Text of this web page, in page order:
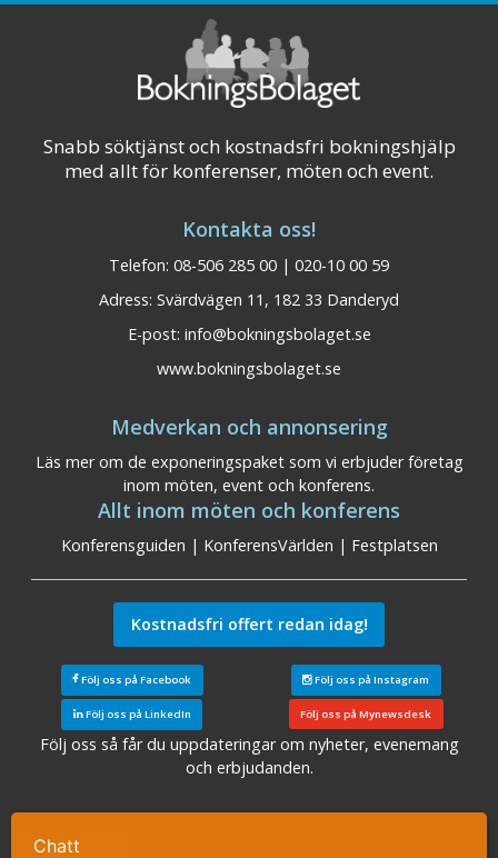
Ta kontakt
Snabb söktjänst och kostnadsfri bokningshjälp
med allt för konferenser, möten och event.
Kontakta oss!
Telefon: 08-506 285 00 | 020-10 00 59
Adress: Svärdvägen 11, 182 33 Danderyd
E-post: info@bokningsbolaget.se
www.bokningsbolaget.se
Medverkan och annonsering
Läs mer om de exponeringspaket som vi erbjuder företag
inom möten, event och konferens.
Allt inom möten och konferens
Konferensguiden | KonferensVärlden | Festplatsen
Kostnadsfri offert redan idag!
Följ oss på Facebook Följ oss på Instagram
Följ oss på LinkedIn Följ oss på Mynewsdesk
Följ oss så får du uppdateringar om nyheter, evenemang
och erbjudanden.
Sök konferensanläggningar|Konferens Stockholm|
Konferens Arlanda
Chatt